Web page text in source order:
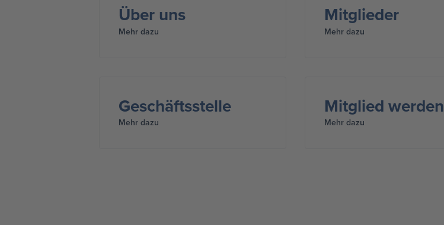
Über uns
Mehr dazu
Mitglieder
Mehr dazu
Geschäftsstelle
Mehr dazu
Mitglied werden
Mehr dazu